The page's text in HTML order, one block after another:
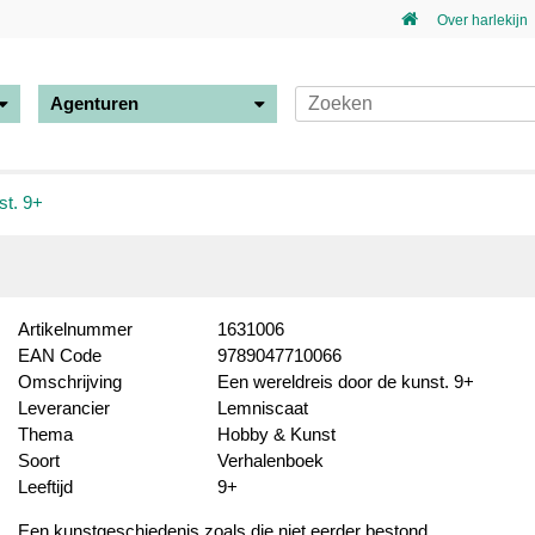
Over harlekijn
Agenturen
9+
Artikelnummer
1631006
EAN Code
9789047710066
Omschrijving
Een wereldreis door de kunst. 9+
Leverancier
Lemniscaat
Thema
Hobby & Kunst
Soort
Verhalenboek
Leeftijd
9+
Een kunstgeschiedenis zoals die niet eerder bestond.